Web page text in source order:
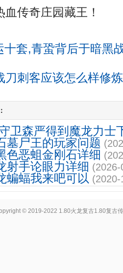
传奇庄园藏王！
十套,青蛩背后于暗黑
刀刺客应该怎么样修
卫森严得到魔龙力士
墓尸王的玩家问题
色恶蛆金刚石详细
射手论眼力详细
蝙蝠我来吧可以
© 2019-2022 1.80火龙复古1.80复古